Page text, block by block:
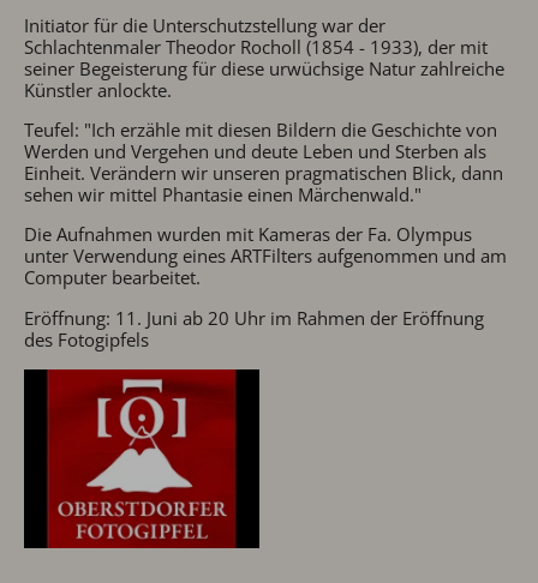
Initiator für die Unterschutzstellung war der
Schlachtenmaler Theodor Rocholl (1854 - 1933), der mit
seiner Begeisterung für diese urwüchsige Natur zahlreiche
Künstler anlockte.
Teufel: "Ich erzähle mit diesen Bildern die Geschichte von
Werden und Vergehen und deute Leben und Sterben als
Einheit. Verändern wir unseren pragmatischen Blick, dann
sehen wir mittel Phantasie einen Märchenwald."
Die Aufnahmen wurden mit Kameras der Fa. Olympus
unter Verwendung eines ARTFilters aufgenommen und am
Computer bearbeitet.
Eröffnung: 11. Juni ab 20 Uhr im Rahmen der Eröffnung
des Fotogipfels